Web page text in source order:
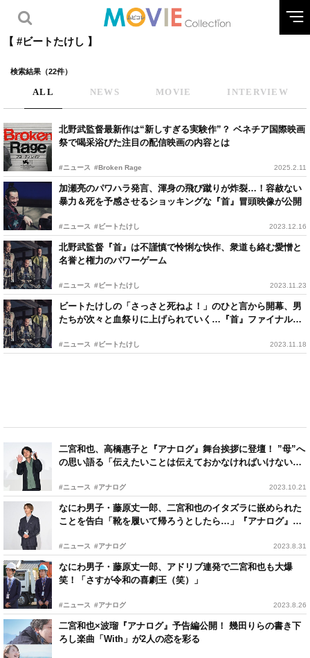
【 #ビートたけし 】
検索結果（22件）
ALL NEWS MOVIE INTERVIEW
北野武監督最新作は“新しすぎる実験作”？ ベネチア国際映画
祭で喝采浴びた注目の配信映画の内容とは
#ニュース #Broken Rage 2025.2.11
加瀬亮のパワハラ発言、渾身の飛び蹴りが炸裂…！容赦ない
暴力＆死を予感させるショッキングな『首』冒頭映像が公開
#ニュース #ビートたけし 2023.12.16
北野武監督『首』は不謹慎で怜悧な快作、衆道も絡む愛憎と
名誉と権力のパワーゲーム
#ニュース #ビートたけし 2023.11.23
ビートたけしの「さっさと死ねよ！」のひと言から開幕、男
たちが次々と血祭りに上げられていく…『首』ファイナル予
#ニュース #ビートたけし 2023.11.18
二宮和也、高橋惠子と『アナログ』舞台挨拶に登壇！ ”母”へ
の思い語る「伝えたいことは伝えておかなければいけないな
#ニュース #アナログ 2023.10.21
なにわ男子・藤原丈一郎、二宮和也のイタズラに嵌められた
ことを告白「靴を履いて帰ろうとしたら…」『アナログ』完
#ニュース #アナログ 2023.8.31
なにわ男子・藤原丈一郎、アドリブ連発で二宮和也も大爆
笑！「さすが令和の喜劇王（笑）」
#ニュース #アナログ 2023.8.26
二宮和也×波瑠『アナログ』予告編公開！ 幾田りらの書き下
ろし楽曲「With」が2人の恋を彩る